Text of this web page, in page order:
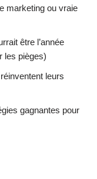
marketing ou vraie
être l’année
les pièges)
leurs
gagnantes pour